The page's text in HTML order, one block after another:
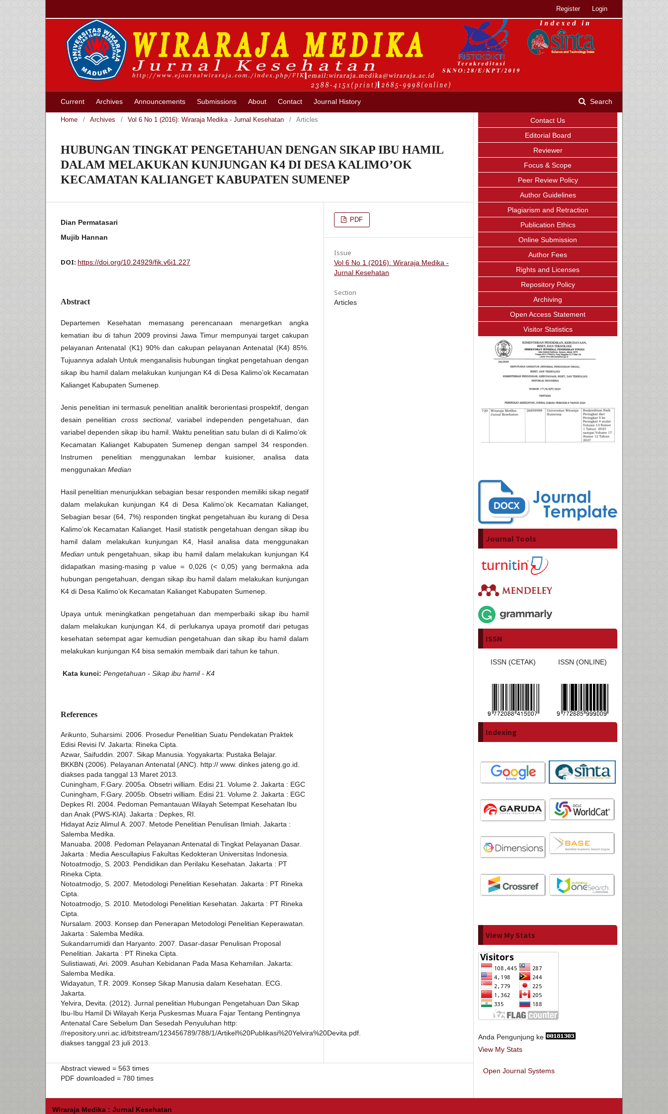
Current Archives Announcements Submissions About Contact Journal History Search
Register Login
Home / Archives / Vol 6 No 1 (2016): Wiraraja Medika - Jurnal Kesehatan / Articles
HUBUNGAN TINGKAT PENGETAHUAN DENGAN SIKAP IBU HAMIL
DALAM MELAKUKAN KUNJUNGAN K4 DI DESA KALIMO’OK
KECAMATAN KALIANGET KABUPATEN SUMENEP
Dian Permatasari
Mujib Hannan
DOI: https://doi.org/10.24929/fik.v6i1.227
Abstract
Departemen Kesehatan memasang perencanaan menargetkan angka
kematian ibu di tahun 2009 provinsi Jawa Timur mempunyai target cakupan
pelayanan Antenatal (K1) 90% dan cakupan pelayanan Antenatal (K4) 85%.
Tujuannya adalah Untuk menganalisis hubungan tingkat pengetahuan dengan
sikap ibu hamil dalam melakukan kunjungan K4 di Desa Kalimo’ok Kecamatan
Kalianget Kabupaten Sumenep.
Jenis penelitian ini termasuk penelitian analitik berorientasi prospektif, dengan
desain penelitian cross sectional, variabel independen pengetahuan, dan
variabel dependen sikap ibu hamil. Waktu penelitian satu bulan di di Kalimo’ok
Kecamatan Kalianget Kabupaten Sumenep dengan sampel 34 responden.
Instrumen penelitian menggunakan lembar kuisioner, analisa data
menggunakan Median
Hasil penelitian menunjukkan sebagian besar responden memiliki sikap negatif
dalam melakukan kunjungan K4 di Desa Kalimo’ok Kecamatan Kalianget,
Sebagian besar (64, 7%) responden tingkat pengetahuan ibu kurang di Desa
Kalimo’ok Kecamatan Kalianget. Hasil statistik pengetahuan dengan sikap ibu
hamil dalam melakukan kunjungan K4, Hasil analisa data menggunakan
Median untuk pengetahuan, sikap ibu hamil dalam melakukan kunjungan K4
didapatkan masing-masing p value = 0,026 (< 0,05) yang bermakna ada
hubungan pengetahuan, dengan sikap ibu hamil dalam melakukan kunjungan
K4 di Desa Kalimo’ok Kecamatan Kalianget Kabupaten Sumenep.
Upaya untuk meningkatkan pengetahuan dan memperbaiki sikap ibu hamil
dalam melakukan kunjungan K4, di perlukanya upaya promotif dari petugas
kesehatan setempat agar kemudian pengetahuan dan sikap ibu hamil dalam
melakukan kunjungan K4 bisa semakin membaik dari tahun ke tahun.
Kata kunci: Pengetahuan - Sikap ibu hamil - K4
References
Arikunto, Suharsimi. 2006. Prosedur Penelitian Suatu Pendekatan Praktek
Edisi Revisi IV. Jakarta: Rineka Cipta.
Azwar, Saifuddin. 2007. Sikap Manusia. Yogyakarta: Pustaka Belajar.
BKKBN (2006). Pelayanan Antenatal (ANC). http:// www. dinkes jateng.go.id.
diakses pada tanggal 13 Maret 2013.
Cuningham, F.Gary. 2005a. Obsetri william. Edisi 21. Volume 2. Jakarta : EGC
Cuningham, F.Gary. 2005b. Obsetri william. Edisi 21. Volume 2. Jakarta : EGC
Depkes RI. 2004. Pedoman Pemantauan Wilayah Setempat Kesehatan Ibu
dan Anak (PWS-KIA). Jakarta : Depkes, RI.
Hidayat Aziz Alimul A. 2007. Metode Penelitian Penulisan Ilmiah. Jakarta :
Salemba Medika.
Manuaba. 2008. Pedoman Pelayanan Antenatal di Tingkat Pelayanan Dasar.
Jakarta : Media Aescullapius Fakultas Kedokteran Universitas Indonesia.
Notoatmodjo, S. 2003. Pendidikan dan Perilaku Kesehatan. Jakarta : PT
Rineka Cipta.
Notoatmodjo, S. 2007. Metodologi Penelitian Kesehatan. Jakarta : PT Rineka
Cipta.
Notoatmodjo, S. 2010. Metodologi Penelitian Kesehatan. Jakarta : PT Rineka
Cipta.
Nursalam. 2003. Konsep dan Penerapan Metodologi Penelitian Keperawatan.
Jakarta : Salemba Medika.
Sukandarrumidi dan Haryanto. 2007. Dasar-dasar Penulisan Proposal
Penelitian. Jakarta : PT Rineka Cipta.
Sulistiawati, Ari. 2009. Asuhan Kebidanan Pada Masa Kehamilan. Jakarta:
Salemba Medika.
Widayatun, T.R. 2009. Konsep Sikap Manusia dalam Kesehatan. ECG.
Jakarta.
Yelvira, Devita. (2012). Jurnal penelitian Hubungan Pengetahuan Dan Sikap
Ibu-Ibu Hamil Di Wilayah Kerja Puskesmas Muara Fajar Tentang Pentingnya
Antenatal Care Sebelum Dan Sesedah Penyuluhan http:
//repository.unri.ac.id/bitstream/123456789/788/1/Artikel%20Publikasi%20Yelvira%20Devita.pdf.
diakses tanggal 23 juli 2013.
PDF
Issue
Vol 6 No 1 (2016): Wiraraja Medika -
Jurnal Kesehatan
Section
Articles
Abstract viewed = 563 times
PDF downloaded = 780 times
Contact Us
Editorial Board
Reviewer
Focus & Scope
Peer Review Policy
Author Guidelines
Plagiarism and Retraction
Publication Ethics
Online Submission
Author Fees
Rights and Licenses
Repository Policy
Archiving
Open Access Statement
Visitor Statistics
Journal Tools
ISSN
ISSN (CETAK) ISSN (ONLINE)
Indexing
View My Stats
Anda Pengunjung ke
View My Stats
Open Journal Systems
Wiraraja Medika : Jurnal Kesehatan